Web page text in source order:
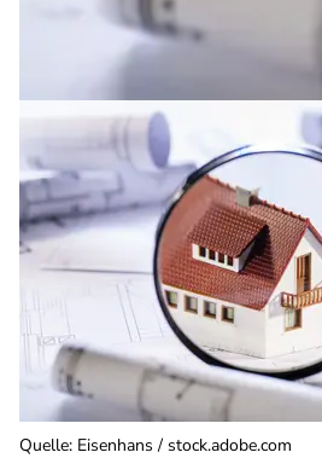
Quelle: Eisenhans / stock.adobe.com